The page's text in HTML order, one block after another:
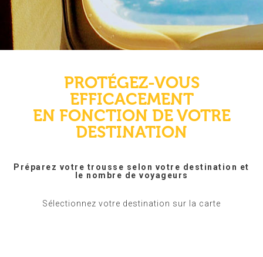
PROTÉGEZ-VOUS
EFFICACEMENT
EN FONCTION DE VOTRE
DESTINATION
Préparez votre trousse selon votre destination et
le nombre de voyageurs
Sélectionnez votre destination sur la carte